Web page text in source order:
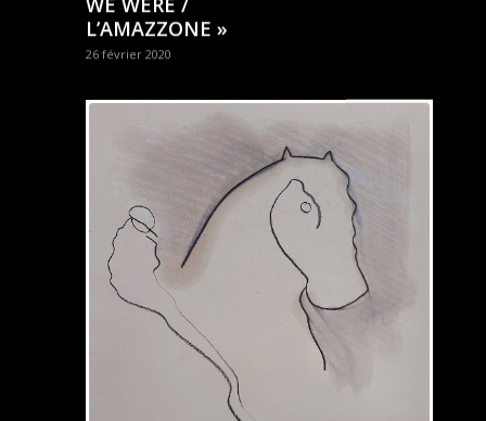
L’AMAZZONE »
26 février 2020